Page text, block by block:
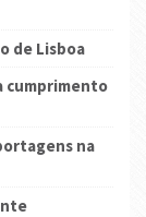
de Lisboa
cumprimento
na